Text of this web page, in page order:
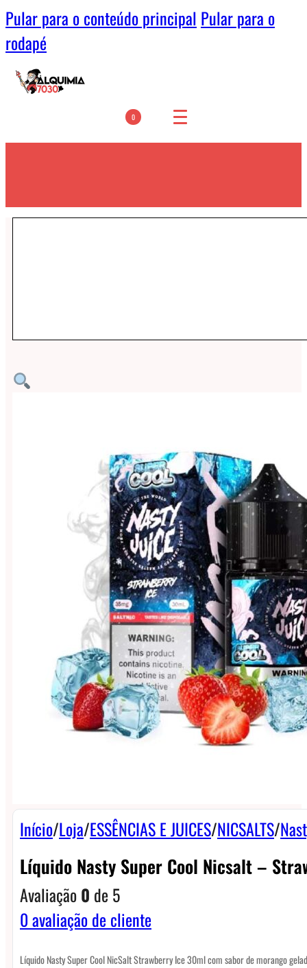
Pular para o conteúdo principal Pular para o
rodapé
0
Início/Loja/ESSÊNCIAS E JUICES/NICSALTS/
Líquido Nasty Super Cool Nicsalt –
Avaliação0 de 5
0avaliação de cliente
Líquido Nasty Super Cool NicSalt Strawberry Ice 30ml com sabor de morango